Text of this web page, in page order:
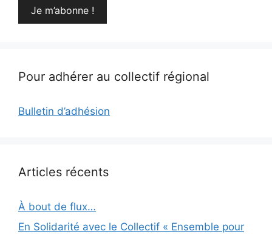
Pour adhérer au collectif régional
Bulletin d’adhésion
Articles récents
À bout de flux…
En Solidarité avec le Collectif « Ensemble pour